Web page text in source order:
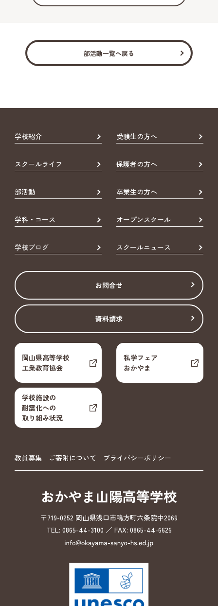
部活動一覧へ戻る
学校紹介 受験生の方へ
スクールライフ 保護者の方へ
部活動 卒業生の方へ
学科・コース オープンスクール
学校ブログ スクールニュース
お問合せ
資料請求
岡山県高等学校
工業教育協会
私学フェア
おかやま
学校施設の
耐震化への
取り組み状況
教員募集 ご寄附について プライバシーポリシー
おかやま山陽高等学校
〒719-0252 岡山県浅口市鴨方町六条院中2069
TEL: 0865-44-3100 ／ FAX: 0865-44-6626